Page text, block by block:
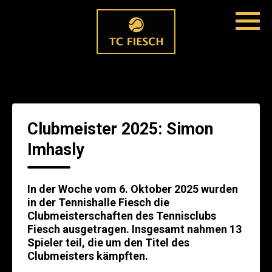
Clubmeister 2025: Simon
Imhasly
In der Woche vom 6. Oktober 2025 wurden
in der Tennishalle Fiesch die
Clubmeisterschaften des Tennisclubs
Fiesch ausgetragen. Insgesamt nahmen 13
Spieler teil, die um den Titel des
Clubmeisters kämpften.